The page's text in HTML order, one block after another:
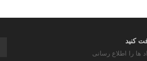
کنید
ها را اطلاع رسانی